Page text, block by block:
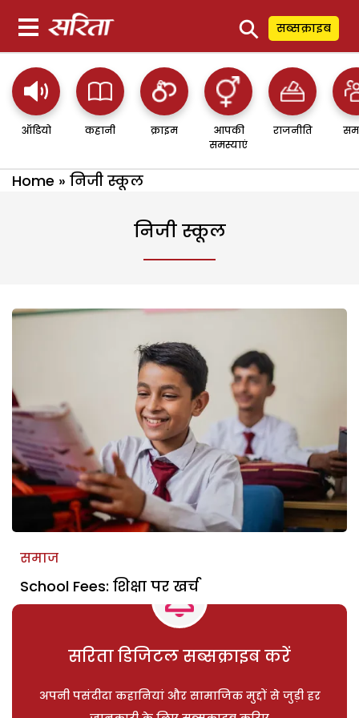
⚲ सब्सक्राइब
ऑडियो कहानी क्राइम
आपकी
समस्याएं
राजनीति
Home » निजी स्कूल
निजी स्कूल
समाज
School Fees: शिक्षा पर खर्च
सरिता डिजिटल सब्सक्राइब करें
अपनी पसंदीदा कहानियां और सामाजिक मुद्दों से जुड़ी हर